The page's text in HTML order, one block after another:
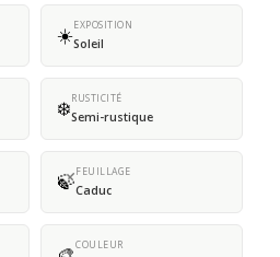
☀️EXPOSITION
Soleil
❄️RUSTICITÉ
Semi-rustique
🍃FEUILLAGE
Caduc
COULEUR